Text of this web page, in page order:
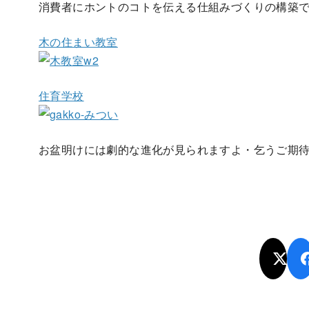
消費者にホントのコトを伝える仕組みづくりの構築で
木の住まい教室
住育学校
お盆明けには劇的な進化が見られますよ・乞うご期待